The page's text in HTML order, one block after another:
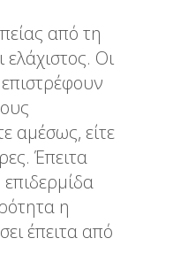
από τη
ελάχιστος. Οι
αμέσως, είτε
Έπειτα
η
έπειτα από